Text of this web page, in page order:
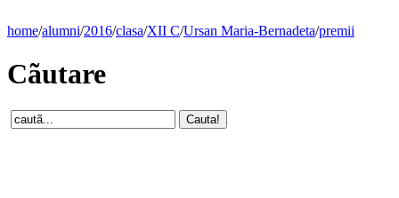
home/alumni/2016/clasa/XII C/Ursan Maria-Bernadeta/premii
Cãutare